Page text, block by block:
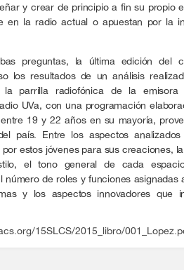
y crear de principio a fin su propio
en la radio actual o apuestan por la
preguntas, la última edición del
los resultados de un análisis
la parrilla radiofónica de la emisora
UVa, con una programación
19 y 22 años en su mayoría,
país. Entre los aspectos
estos jóvenes para sus creaciones,
el tono general de cada
número de roles y funciones asignadas
y los aspectos innovadores que
15SLCS/2015_libro/